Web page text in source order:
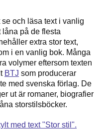
och läsa text i vanlig
på de flesta
extra stor text,
i en vanlig bok. Många
volymer eftersom texten
BTJ som producerar
med svenska förlag. De
ut är romaner, biografier
storstilsböcker.